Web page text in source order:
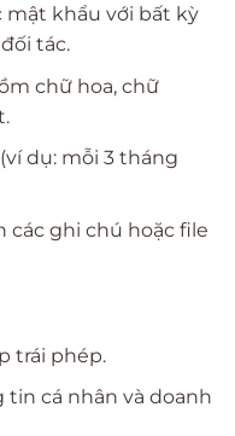
mật khẩu với bất kỳ
tác.
chữ hoa, chữ
dụ: mỗi 3 tháng
các ghi chú hoặc file
trái phép.
cá nhân và doanh